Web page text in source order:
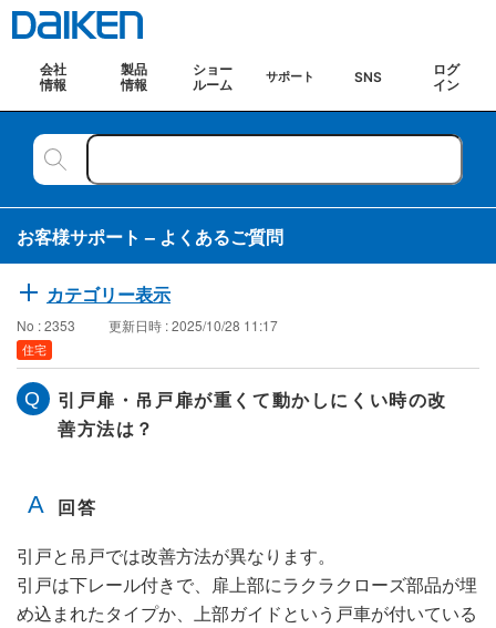
会社
情報
製品
情報
ショー
ルーム
サポート SNS
ログ
イン
お客様サポート – よくあるご質問
カテゴリー表示
No : 2353 更新日時 : 2025/10/28 11:17
住宅
引戸扉・吊戸扉が重くて動かしにくい時の改
善方法は？
引戸と吊戸では改善方法が異なります。
引戸は下レール付きで、扉上部にラクラクローズ部品が埋
め込まれたタイプか、上部ガイドという戸車が付いている